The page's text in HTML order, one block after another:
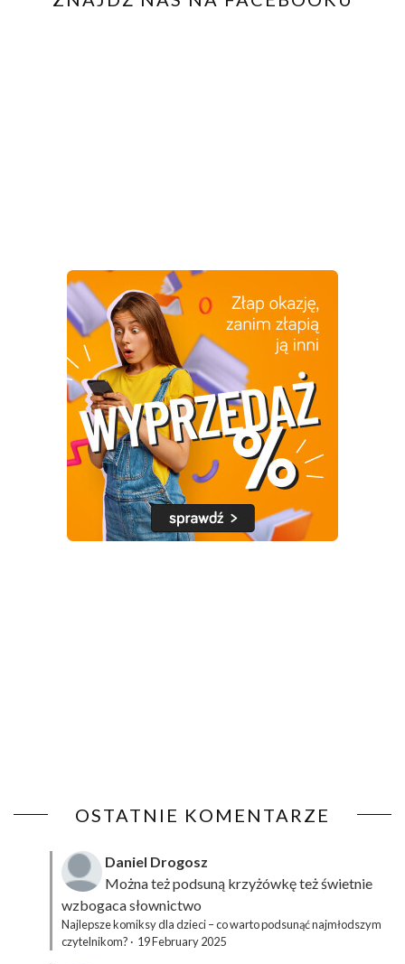
OSTATNIE KOMENTARZE
Daniel Drogosz
Można też podsuną krzyżówkęteż świetnie
wzbogaca słownictwo
Najlepsze komiksy dla dzieci – co warto podsunąć najmłodszym
czytelnikom? · 19 February 2025